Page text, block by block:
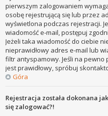
pierwszym zalogowaniem
osobę rejestrującą się lub przez
wyświetlona podczas rejestracji.
wiadomość e-mail, postępuj
Jeżeli taka wiadomość do ciebie
nieprawidłowy adres e-mail lub
filtr antyspamowy. Jeśli na
jest prawidłowy, spróbuj
Góra
Rejestracja została dokonana
się zalogować?!